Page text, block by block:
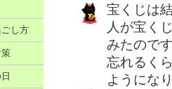
宝くじは
人が宝く
みたので
忘れるく
ようにな
し方